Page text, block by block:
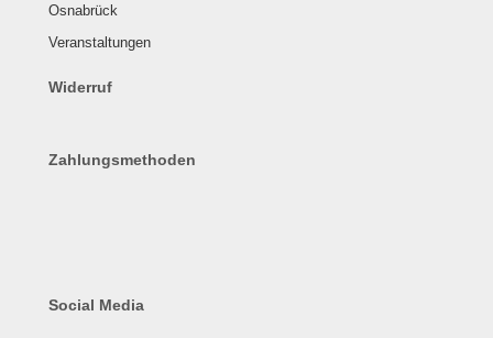
Osnabrück
Veranstaltungen
Widerruf
Zahlungsmethoden
Social Media